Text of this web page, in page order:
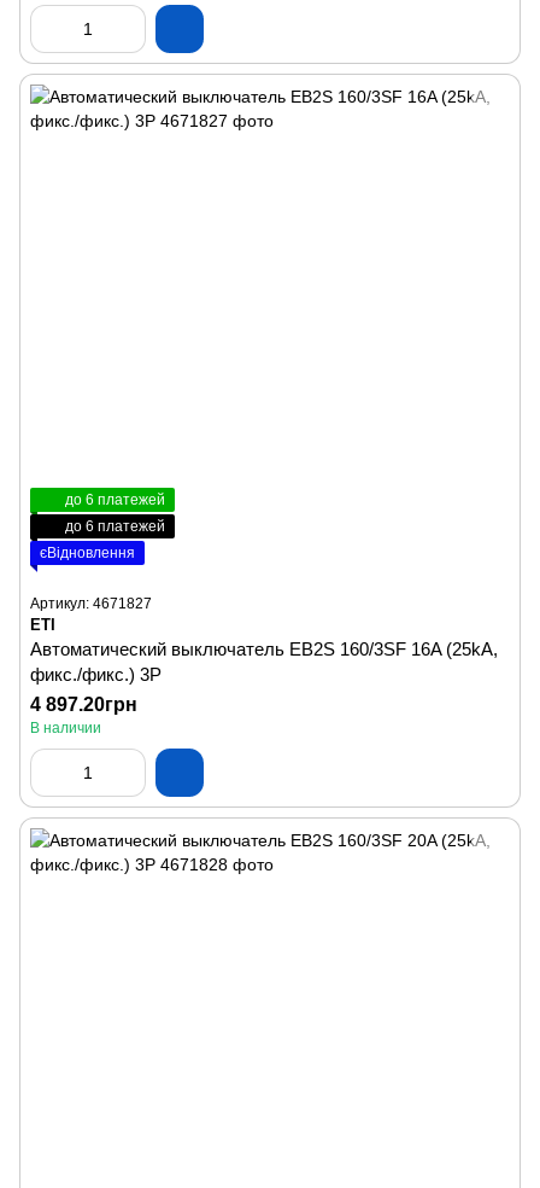
до 6 платежей
до 6 платежей
єВідновлення
Артикул: 4671827
ETI
Автоматический выключатель EB2S 160/3SF 16A (25kA,
фикс./фикс.) 3P
4 897.20грн
В наличии